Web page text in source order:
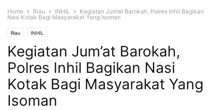
Home Riau INHIL
Kegiatan Jum’at Barokah, Polres Inhil Bagikan
Nasi Kotak Bagi Masyarakat Yang Isoman
Riau INHIL
Kegiatan Jum’at Barokah,
Polres Inhil Bagikan Nasi
Kotak Bagi Masyarakat Yang
Isoman